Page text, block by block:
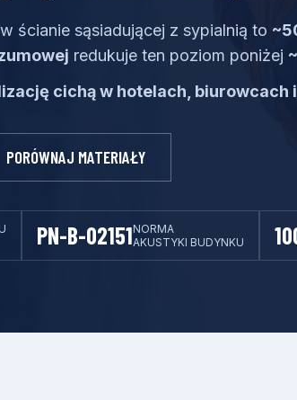
ścianie sąsiadującej z sypialnią to
redukuje ten poziom poniżej
cichą w hotelach,
PORÓWNAJ MATERIAŁY
PN-B-02151NORMA
AKUSTYKI BUDYNKU